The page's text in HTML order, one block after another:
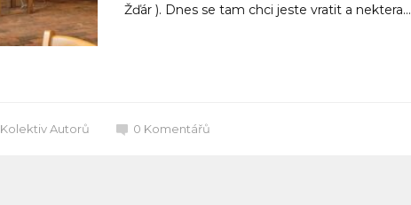
Žďár ). Dnes se tam chci jeste vratit a nektera...
Kolektiv Autorů 0 Komentářů